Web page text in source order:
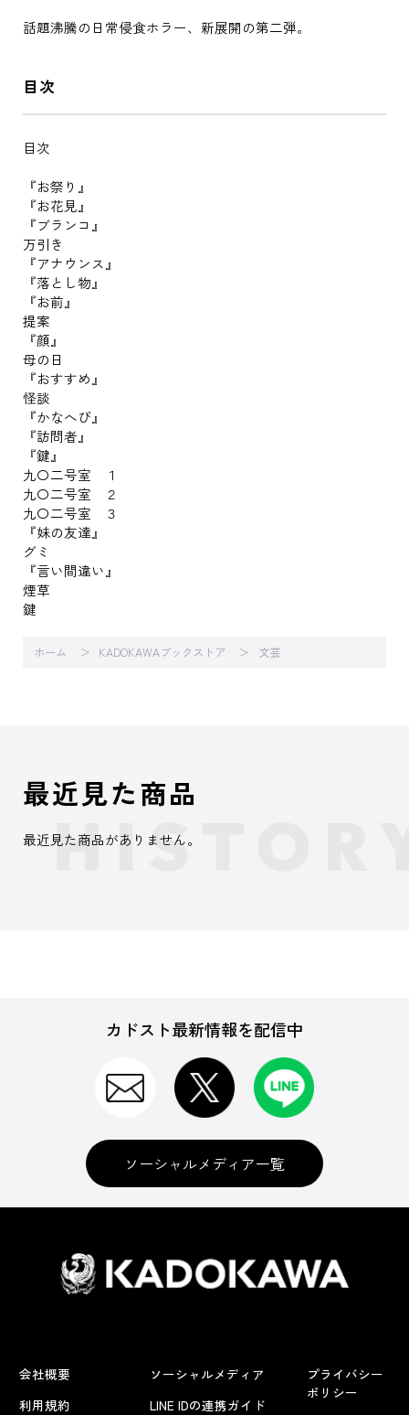
話題沸騰の日常侵食ホラー、新展開の第二弾。
目次
目次
『お祭り』
『お花見』
『ブランコ』
万引き
『アナウンス』
『落とし物』
『お前』
提案
『顔』
母の日
『おすすめ』
怪談
『かなへび』
『訪問者』
『鍵』
九〇二号室 １
九〇二号室 ２
九〇二号室 ３
『妹の友達』
グミ
『言い間違い』
煙草
鍵
ホーム KADOKAWAブックストア 文芸
最近見た商品
最近見た商品がありません。
カドスト最新情報を配信中
ソーシャルメディア一覧
会社概要
利用規約
ソーシャルメディア
LINE IDの連携ガイド
プライバシー
ポリシー